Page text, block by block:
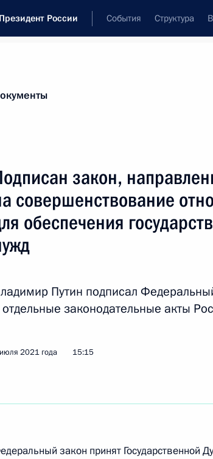
Президент России События Структура
Указ о награждении госнаградами
11 августа 2021 года, 15:40
об учреждении ордена «За заслуги в
культуре и искусстве»
закон,
совершенствование
обеспечения
Путин подписал
отдельные законодательные акты
2021 года 15:15
закон принят Государственной